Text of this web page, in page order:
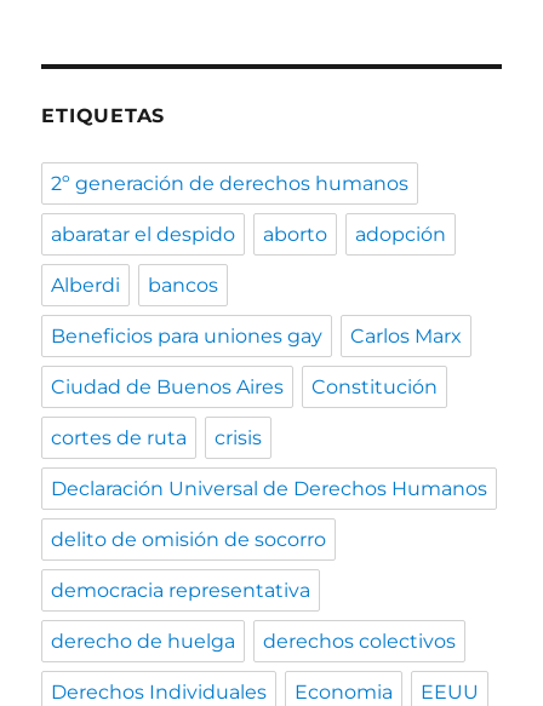
ETIQUETAS
2º generación de derechos humanos
abaratar el despido aborto adopción
Alberdi bancos
Beneficios para uniones gay Carlos Marx
Ciudad de Buenos Aires Constitución
cortes de ruta crisis
Declaración Universal de Derechos Humanos
delito de omisión de socorro
democracia representativa
derecho de huelga derechos colectivos
Derechos Individuales Economia EEUU